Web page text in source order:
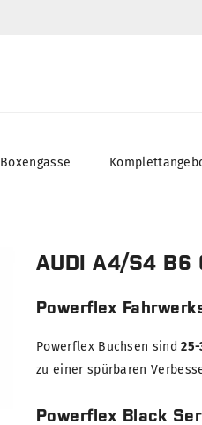
Boxengasse
AUDI A4/S4 B6
Powerflex
Powerflex Buchsen sind
zu einer spürbaren
Powerflex Black